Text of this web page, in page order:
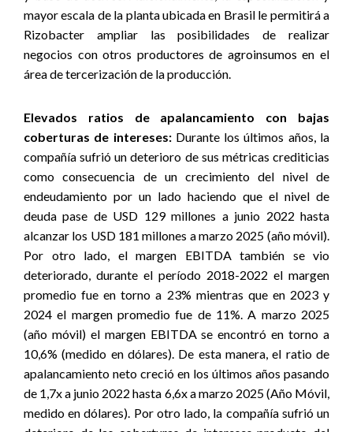
mayor escala de la planta ubicada en Brasil le permitirá a
Rizobacter ampliar las posibilidades de realizar
negocios con otros productores de agroinsumos en el
área de tercerización de la producción.
Elevados ratios de apalancamiento con bajas
coberturas de intereses: Durante los últimos años, la
compañía sufrió un deterioro de sus métricas crediticias
como consecuencia de un crecimiento del nivel de
endeudamiento por un lado haciendo que el nivel de
deuda pase de USD 129 millones a junio 2022 hasta
alcanzar los USD 181 millones a marzo 2025 (año móvil).
Por otro lado, el margen EBITDA también se vio
deteriorado, durante el período 2018-2022 el margen
promedio fue en torno a 23% mientras que en 2023 y
2024 el margen promedio fue de 11%. A marzo 2025
(año móvil) el margen EBITDA se encontró en torno a
10,6% (medido en dólares). De esta manera, el ratio de
apalancamiento neto creció en los últimos años pasando
de 1,7x a junio 2022 hasta 6,6x a marzo 2025 (Año Móvil,
medido en dólares). Por otro lado, la compañía sufrió un